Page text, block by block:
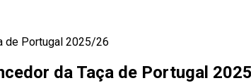
da Taça de Portugal